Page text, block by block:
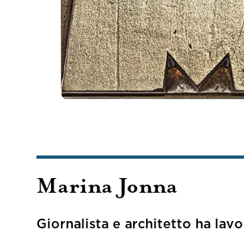
Marina Jonna
Giornalista e architetto ha